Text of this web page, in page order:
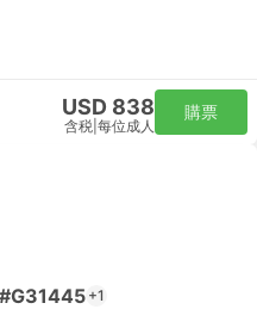
USD 838
含税 每位成人
購票
+1